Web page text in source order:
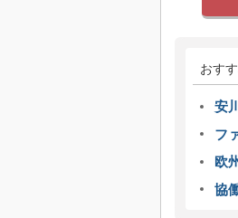
おす
安
フ
欧
協